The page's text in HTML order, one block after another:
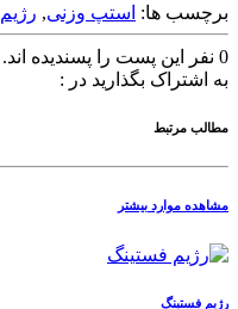
برچسب ها: استپ وزنی, رژیم
0 نفر این پست را پسندیده اند.
به اشتراک بگذارید در :
مطالب مرتبط
مشاهده موارد بیشتر
رژیم فستینگ